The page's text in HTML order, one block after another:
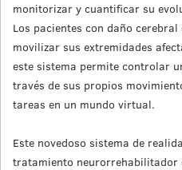
monitorizar y cuantificar su
Los pacientes con daño
movilizar sus extremidades
este sistema permite controlar
través de sus propios
tareas en un mundo virtual.
Este novedoso sistema de
tratamiento neurorrehabilitador